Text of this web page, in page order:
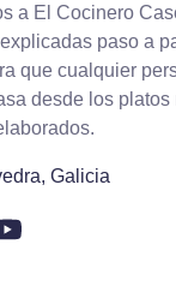
a El Cocinero
paso a
que cualquier
desde los platos
Galicia